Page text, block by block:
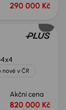
290 000 Kč
4x4
nové v ČR
Akční cena
820 000 Kč